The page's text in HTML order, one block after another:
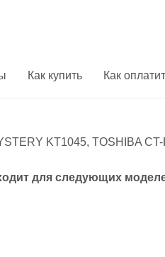
Как купить Как
KT1045, TOSHIBA
для следующих